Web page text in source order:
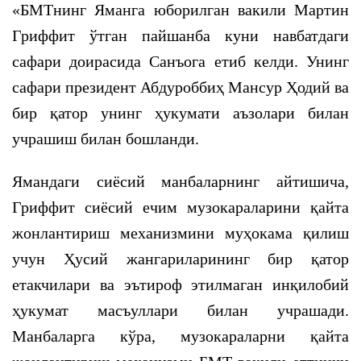
«БМТнинг Яманга юборилган вакили Мартин
Гриффит ўтган пайшанба куни навбатдаги
сафари доирасида Санъога етиб келди. Унинг
сафари президент Абдуроббиҳ Мансур Ҳодий ва
бир қатор унинг ҳукумати аъзолари билан
учрашиш билан бошланди.
Ямандаги сиёсий манбаларнинг айтишича,
Гриффит сиёсий ечим музокараларини қайта
жонлантириш механизмини муҳокама қилиш
учун Ҳусий жангариларининг бир қатор
етакчилари ва эътироф этилмаган инқилобий
ҳукумат масъуллари билан учрашади.
Манбаларга кўра, музокараларни қайта